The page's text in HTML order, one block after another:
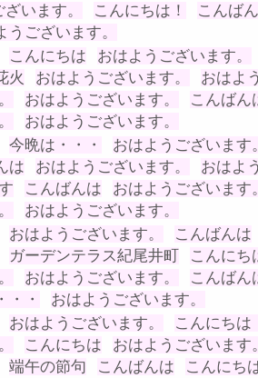
います。
こんにちは！
こんば
うございます。
こんにちは
おはようございます。
火 おはようございます。
おはよ
おはようございます。
こんばん
おはようございます。
今晩は・・・
おはようございます
は おはようございます。
おはよ
こんばんは
おはようございます
おはようございます。
おはようございます。
こんばんは
ガーデンテラス紀尾井町
こんにち
おはようございます。
こんばん
・・
おはようございます。
おはようございます。
こんにちは
こんにちは
おはようございます
端午の節句 こんばんは
こんにち